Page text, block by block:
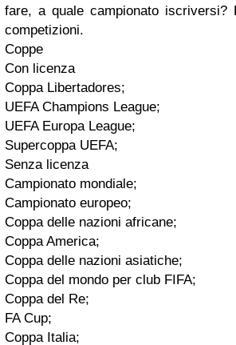
fare, a quale campionato
competizioni.
Coppe
Con licenza
Coppa Libertadores;
UEFA Champions League;
UEFA Europa League;
Supercoppa UEFA;
Senza licenza
Campionato mondiale;
Campionato europeo;
Coppa delle nazioni africane;
Coppa America;
Coppa delle nazioni asiatiche;
Coppa del mondo per club FIFA;
Coppa del Re;
FA Cup;
Coppa Italia;